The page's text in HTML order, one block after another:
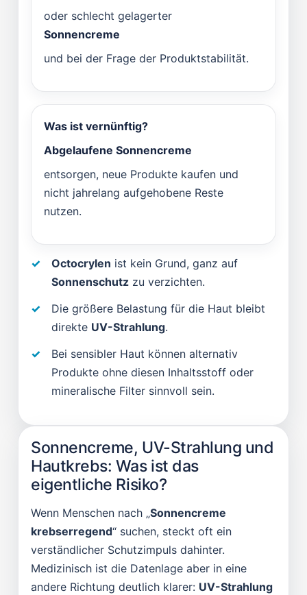
oder schlecht gelagerter
Sonnencreme
und bei der Frage der Produktstabilität.
Was ist vernünftig?
Abgelaufene Sonnencreme
entsorgen, neue Produkte kaufen und
nicht jahrelang aufgehobene Reste
nutzen.
Octocrylen ist kein Grund, ganz auf
Sonnenschutz zu verzichten.
Die größere Belastung für die Haut bleibt
direkte UV-Strahlung.
Bei sensibler Haut können alternativ
Produkte ohne diesen Inhaltsstoff oder
mineralische Filter sinnvoll sein.
Sonnencreme, UV-Strahlung und
Hautkrebs: Was ist das
eigentliche Risiko?
Wenn Menschen nach „Sonnencreme
krebserregend“ suchen, steckt oft ein
verständlicher Schutzimpuls dahinter.
Medizinisch ist die Datenlage aber in eine
andere Richtung deutlich klarer: UV-Strahlung